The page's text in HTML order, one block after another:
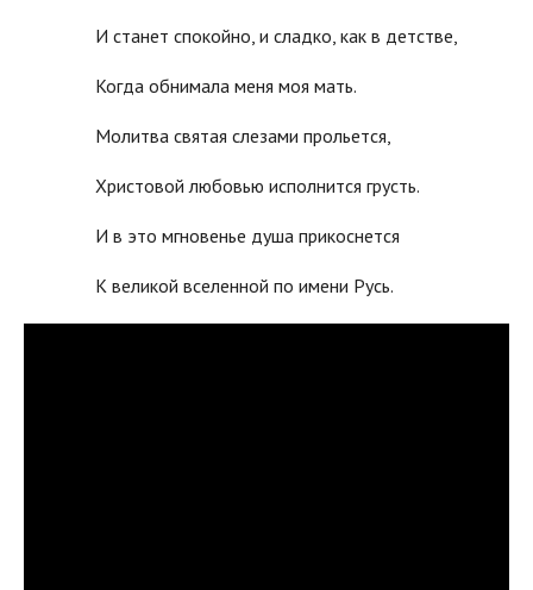
И станет спокойно, и сладко, как в детстве,
Когда обнимала меня моя мать.
Молитва святая слезами прольется,
Христовой любовью исполнится грусть.
И в это мгновенье душа прикоснется
К великой вселенной по имени Русь.